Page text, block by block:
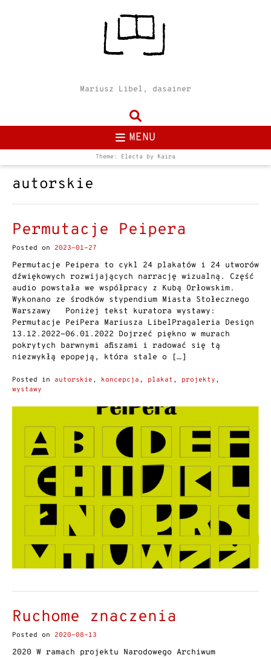
Mariusz Libel, dasainer
MENU
Theme: Electa by Kaira
autorskie
Permutacje Peipera
Posted on 2023-01-27
Permutacje Peipera to cykl 24 plakatów i 24 utworów
dźwiękowych rozwijających narrację wizualną. Część
audio powstała we współpracy z Kubą Orłowskim.
Wykonano ze środków stypendium Miasta Stołecznego
Warszawy Poniżej tekst kuratora wystawy:
Permutacje PeiPera Mariusza LibelPragaleria Design
13.12.2022-06.01.2022 Dojrzeć piękno w murach
pokrytych barwnymi afiszami i radować się tą
niezwykłą epopeją, która stale o […]
Posted in autorskie , koncepcja , plakat , projekty ,
wystawy
Ruchome znaczenia
Posted on 2020-08-13
2020 W ramach projektu Narodowego Archiwum